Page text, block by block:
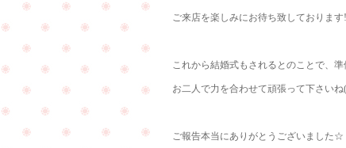
ご来店を楽しみにお待ち致しておりま
これから結婚式もされるとのことで、準
お二人で力を合わせて頑張って下さい
ご報告本当にありがとうございました☆